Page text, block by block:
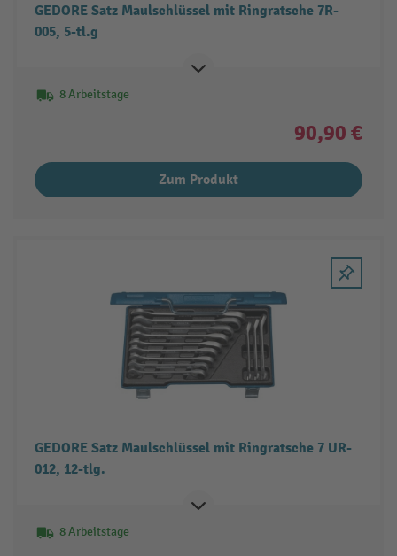
GEDORE Satz Maulschlüssel mit Ringratsche 7R-
005, 5-tl.g
8 Arbeitstage
90,90 €
Zum Produkt
GEDORE Satz Maulschlüssel mit Ringratsche 7 UR-
012, 12-tlg.
8 Arbeitstage